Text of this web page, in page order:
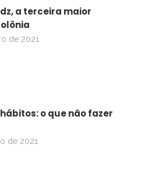
a terceira maior
de 2021
o que não fazer
de 2021